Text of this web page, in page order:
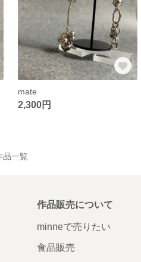
mate
2,300円
品一覧
作品販売について
minneで売りたい
食品販売